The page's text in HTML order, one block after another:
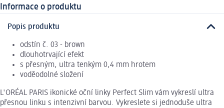
Informace o produktu
Popis produktu
odstín č. 03 - brown
dlouhotrvající efekt
s přesným, ultra tenkým 0,4 mm hrotem
voděodolné složení
L'ORÉAL PARIS ikonické oční linky Perfect Slim vám vykreslí ultra
přesnou linku s intenzivní barvou. Vykreslete si jednoduše ultra